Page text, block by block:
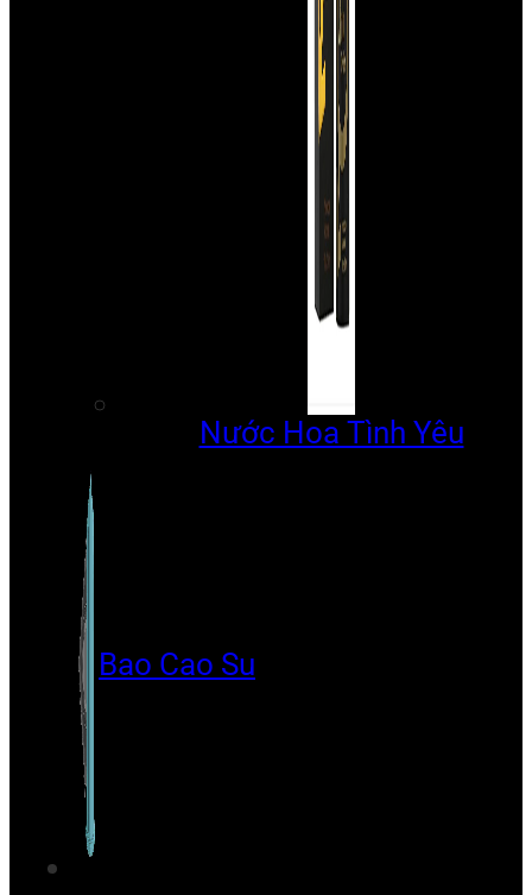
Nước Hoa Tình Yêu
Bao Cao Su